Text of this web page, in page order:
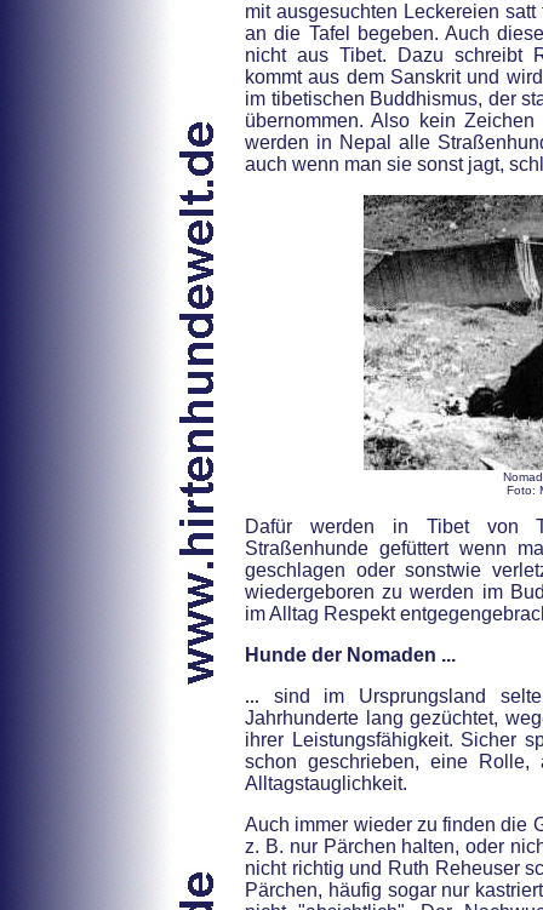
mit ausgesuchten Leckereien
an die Tafel begeben. Auch
nicht aus Tibet. Dazu schreibt
kommt aus dem Sanskrit und
im tibetischen Buddhismus, der
übernommen. Also kein
werden in Nepal alle
auch wenn man sie sonst jagt,
Foto:
Dafür werden in Tibet von
Straßenhunde gefüttert wenn
geschlagen oder sonstwie
wiedergeboren zu werden im
im Alltag Respekt
Hunde der Nomaden ...
... sind im Ursprungsland
Jahrhunderte lang gezüchtet,
ihrer Leistungsfähigkeit. Sicher
schon geschrieben, eine
Alltagstauglichkeit.
Auch immer wieder zu finden die
z. B. nur Pärchen halten, oder
nicht richtig und Ruth Reheuser
Pärchen, häufig sogar nur